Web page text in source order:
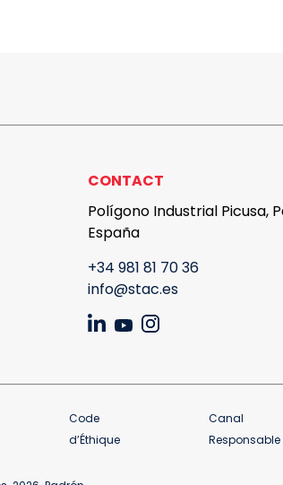
CONTACT
Polígono Industrial Picusa,
España
+34 981 81 70 36
info@stac.es
Code
d’Éthique
Canal
Responsable